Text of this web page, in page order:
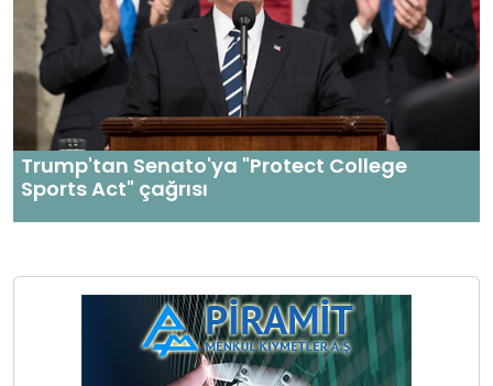
Trump'tan Senato'ya "Protect College
Sports Act" çağrısı